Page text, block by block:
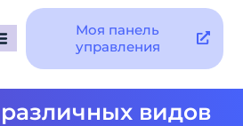
Моя панель
управления
видов